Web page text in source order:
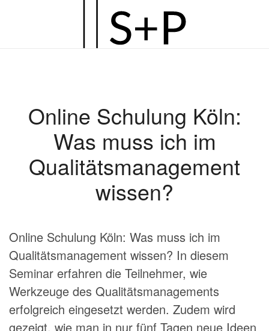
Hauptinhalt
Online Schulung Köln:
Was muss ich im
Qualitätsmanagement
wissen?
Online Schulung Köln: Was muss ich im
Qualitätsmanagement wissen? In diesem
Seminar erfahren die Teilnehmer, wie
Werkzeuge des Qualitätsmanagements
erfolgreich eingesetzt werden. Zudem wird
gezeigt, wie man in nur fünf Tagen neue Ideen